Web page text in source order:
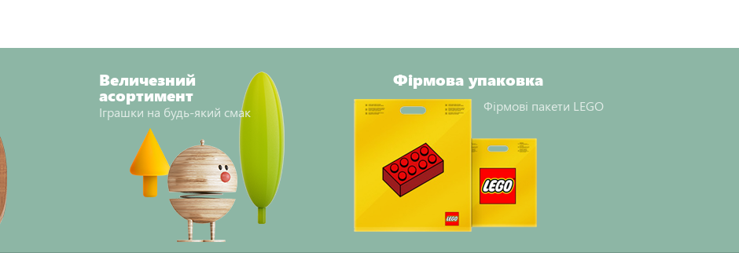
Величезний
асортимент
Іграшки на будь-який смак
Фірмова упаковка
Фірмові пакети LEGO